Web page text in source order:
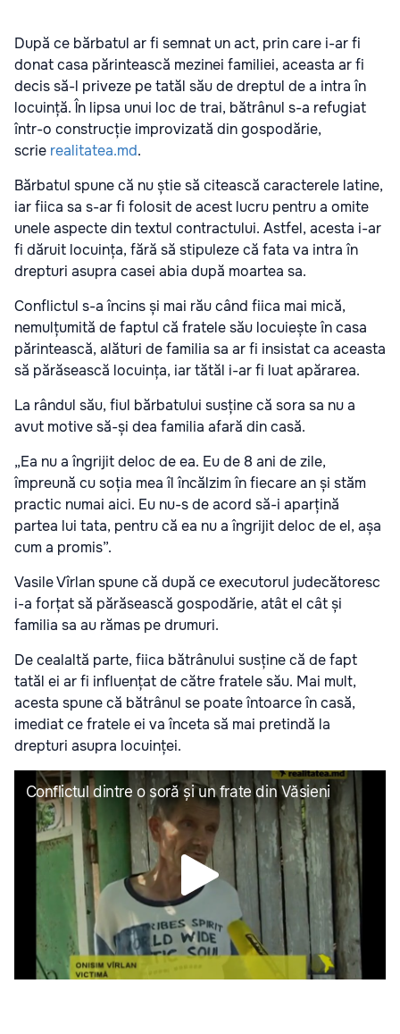
După ce bărbatul ar fi semnat un act, prin care i-ar fi
donat casa părintească mezinei familiei, aceasta ar fi
decis să-l priveze pe tatăl său de dreptul de a intra în
locuință. În lipsa unui loc de trai, bătrânul s-a refugiat
într-o construcție improvizată din gospodărie,
scrie realitatea.md.
Bărbatul spune că nu știe să citească caracterele latine,
iar fiica sa s-ar fi folosit de acest lucru pentru a omite
unele aspecte din textul contractului. Astfel, acesta i-ar
fi dăruit locuința, fără să stipuleze că fata va intra în
drepturi asupra casei abia după moartea sa.
Conflictul s-a încins și mai rău când fiica mai mică,
nemulțumită de faptul că fratele său locuiește în casa
părintească, alături de familia sa ar fi insistat ca aceasta
să părăsească locuința, iar tătăl i-ar fi luat apărarea.
La rândul său, fiul bărbatului susține că sora sa nu a
avut motive să-și dea familia afară din casă.
„Ea nu a îngrijit deloc de ea. Eu de 8 ani de zile,
împreună cu soția mea îl încălzim în fiecare an și stăm
practic numai aici. Eu nu-s de acord să-i aparțină
partea lui tata, pentru că ea nu a îngrijit deloc de el, așa
cum a promis”.
Vasile Vîrlan spune că după ce executorul judecătoresc
i-a forțat să părăsească gospodărie, atât el cât și
familia sa au rămas pe drumuri.
De cealaltă parte, fiica bătrânului susține că de fapt
tatăl ei ar fi influențat de către fratele său. Mai mult,
acesta spune că bătrânul se poate întoarce în casă,
imediat ce fratele ei va înceta să mai pretindă la
drepturi asupra locuinței.